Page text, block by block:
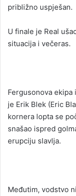
približno uspješan.
U finale je Real
situacija i večeras.
Fergusonova
je Erik Blek (Eric
kornera lopta se
snašao ispred
erupciju slavlja.
Međutim, vodstvo